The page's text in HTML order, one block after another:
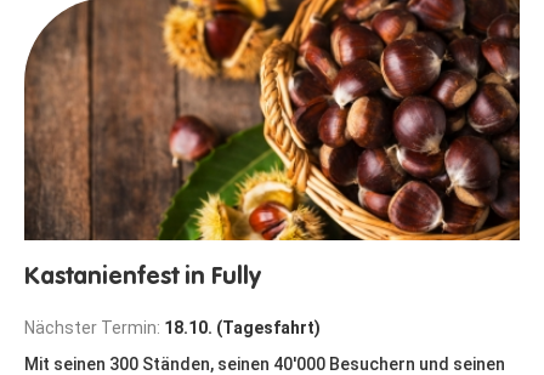
Kastanienfest in Fully
Nächster Termin: 18.10. (Tagesfahrt)
Mit seinen 300 Ständen, seinen 40'000 Besuchern und seinen